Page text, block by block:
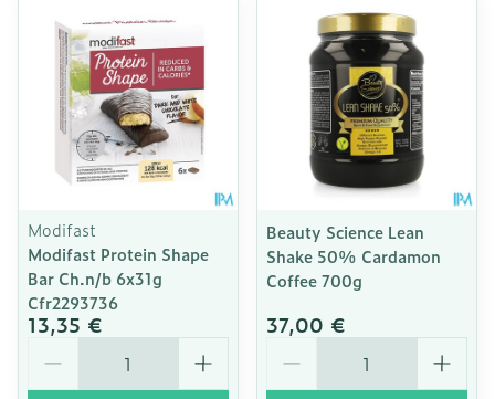
Modifast
Modifast Protein Shape
Bar Ch.n/b 6x31g
Cfr2293736
13,35 €
Beauty Science Lean
Shake 50% Cardamon
Coffee 700g
37,00 €